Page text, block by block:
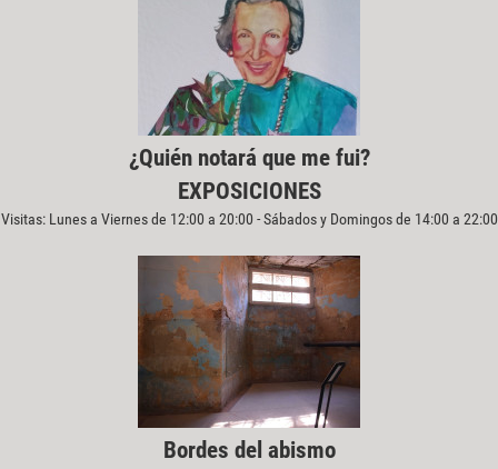
¿Quién notará que me fui?
EXPOSICIONES
Visitas: Lunes a Viernes de 12:00 a 20:00 - Sábados y Domingos de 14:00 a 22:00
Bordes del abismo